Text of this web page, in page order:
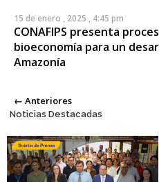
15 de enero , 2025 , 4:45 pm
CONAFIPS presenta
bioeconomía para un
Amazonía
Posts
← Anteriores
Noticias Destacadas